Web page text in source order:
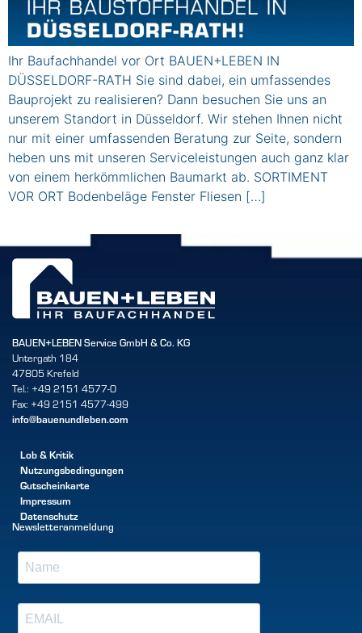
Ihr Baufachhandel vor Ort BAUEN+LEBEN IN
DÜSSELDORF-RATH Sie sind dabei, ein umfassendes
Bauprojekt zu realisieren? Dann besuchen Sie uns an
unserem Standort in Düsseldorf. Wir stehen Ihnen nicht
nur mit einer umfassenden Beratung zur Seite, sondern
heben uns mit unseren Serviceleistungen auch ganz klar
von einem herkömmlichen Baumarkt ab. SORTIMENT
VOR ORT Bodenbeläge Fenster Fliesen […]
BAUEN+LEBEN Service GmbH & Co. KG
Untergath 184
47805 Krefeld
Tel.: +49 2151 4577-0
Fax: +49 2151 4577-499
info@bauenundleben.com
Lob & Kritik
Nutzungsbedingungen
Gutscheinkarte
Impressum
Datenschutz
Newsletteranmeldung